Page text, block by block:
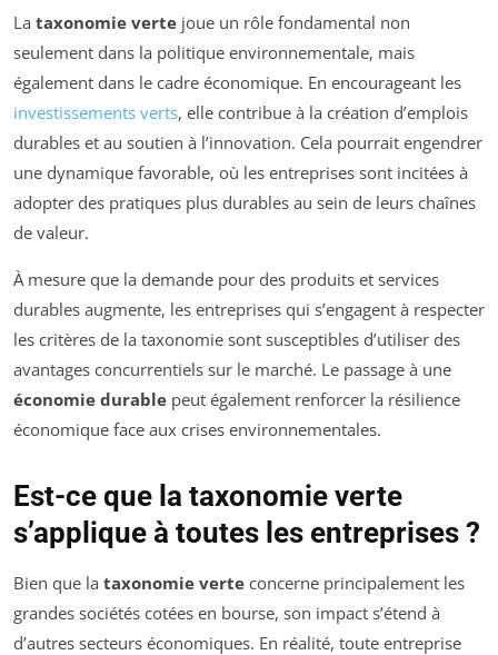
La taxonomie verte joue un rôle fondamental non
seulement dans la politique environnementale, mais
également dans le cadre économique. En encourageant les
investissements verts, elle contribue à la création d’emplois
durables et au soutien à l’innovation. Cela pourrait engendrer
une dynamique favorable, où les entreprises sont incitées à
adopter des pratiques plus durables au sein de leurs chaînes
de valeur.
À mesure que la demande pour des produits et services
durables augmente, les entreprises qui s’engagent à respecter
les critères de la taxonomie sont susceptibles d’utiliser des
avantages concurrentiels sur le marché. Le passage à une
économie durable peut également renforcer la résilience
économique face aux crises environnementales.
Est-ce que la taxonomie verte
s’applique à toutes les entreprises ?
Bien que la taxonomie verte concerne principalement les
grandes sociétés cotées en bourse, son impact s’étend à
d’autres secteurs économiques. En réalité, toute entreprise